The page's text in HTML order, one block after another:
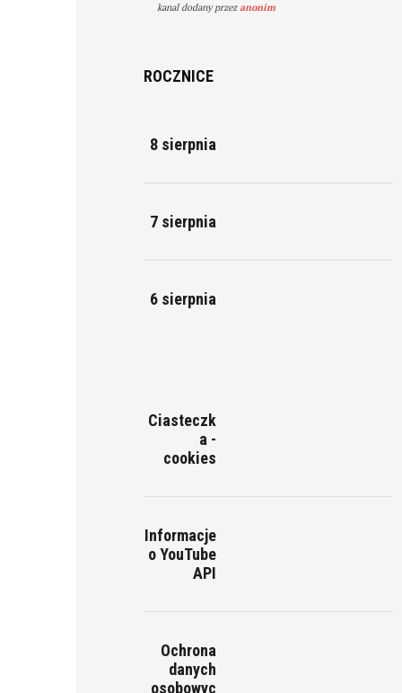
kanal dodany przezanonim
ROCZNICE
8 sierpnia
7 sierpnia
6 sierpnia
Ciasteczk
a -
cookies
Informacje
o YouTube
API
Ochrona
danych
osobowyc